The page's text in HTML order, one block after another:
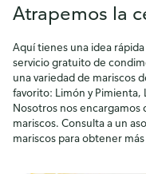
Atrapemos la
Aquí tienes una idea
servicio gratuito de
una variedad de mariscos
favorito: Limón y Pimienta,
Nosotros nos encargamos
mariscos. Consulta a un
mariscos para obtener